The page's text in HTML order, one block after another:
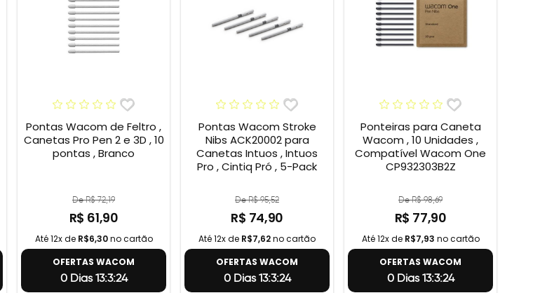
Pontas Wacom de Feltro ,
Canetas Pro Pen 2 e 3D , 10
pontas , Branco
De R$ 72,19
R$ 61,90
Até 12x de R$6,30no cartão
OFERTAS WACOM
0 Dias 13:3:23
Pontas Wacom Stroke
Nibs ACK20002 para
Canetas Intuos , Intuos
Pro , Cintiq Pró , 5-Pack
De R$ 95,52
R$ 74,90
Até 12x de R$7,62no cartão
OFERTAS WACOM
0 Dias 13:3:23
Ponteiras para Caneta
Wacom , 10 Unidades ,
Compatível Wacom One
CP932303B2Z
De R$ 98,69
R$ 77,90
Até 12x de R$7,93 no cartão
OFERTAS WACOM
0 Dias 13:3:23